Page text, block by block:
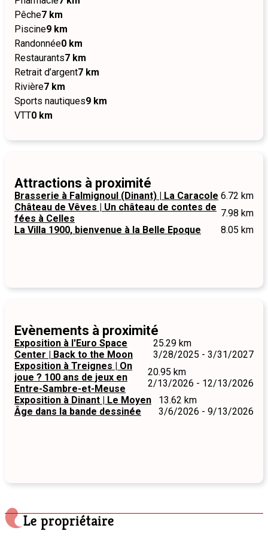
Pêche7 km
Piscine9 km
Randonnée0 km
Restaurants7 km
Retrait d’argent7 km
Rivière7 km
Sports nautiques9 km
VTT0 km
Attractions à proximité
Brasserie à Falmignoul (Dinant) | La Caracole 6.72 km
Château de Vêves | Un château de contes de
fées à Celles
7.98 km
La Villa 1900, bienvenue à la Belle Epoque
8.05 km
Evènements à proximité
Exposition à l'Euro Space
Center | Back to the Moon
25.29 km
3/28/2025 - 3/31/2027
Exposition à Treignes | On
joue ? 100 ans de jeux en
Entre-Sambre-et-Meuse
20.95 km
2/13/2026 - 12/13/2026
Exposition à Dinant | Le Moyen
Âge dans la bande dessinée
13.62 km
3/6/2026 - 9/13/2026
Le propriétaire